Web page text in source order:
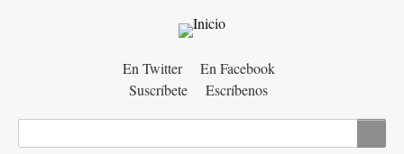
En Twitter
En Facebook
Suscríbete
Escríbenos